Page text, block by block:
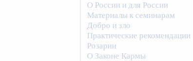
О России и для России
Материалы к семинарам
Добро и зло
Практические рекомендации
Розарии
О Законе Кармы